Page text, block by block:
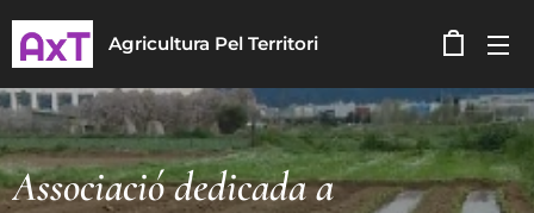
Agricultura Pel Territori
Associació dedicada a